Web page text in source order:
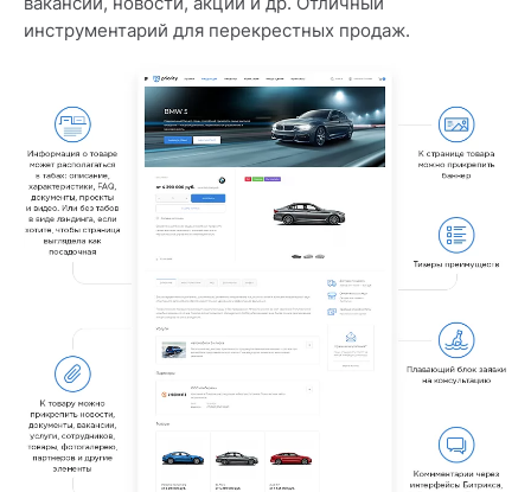
инструментарий для перекрестных продаж.